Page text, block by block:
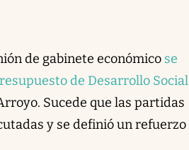
de gabinete económico se
de Desarrollo Social
Sucede que las partidas
y se definió un refuerzo